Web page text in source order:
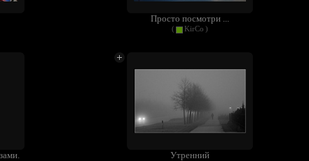
Просто посмотри ...
( KirCo )
Утренний